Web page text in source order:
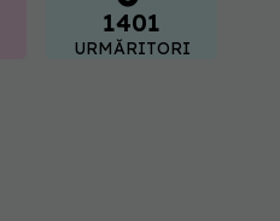
1401
URMĂRITORI